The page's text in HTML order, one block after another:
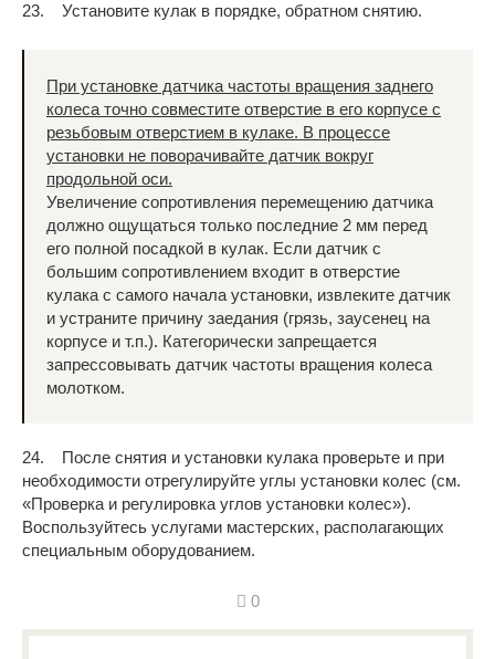
23. Установите кулак в порядке, обратном снятию.
При установке датчика частоты вращения заднего
колеса точно совместите отверстие в его корпусе с
резьбовым отверстием в кулаке. В процессе
установки не поворачивайте датчик вокруг
продольной оси.
Увеличение сопротивления перемещению датчика
должно ощущаться только последние 2 мм перед
его полной посадкой в кулак. Если датчик с
большим сопротивлением входит в отверстие
кулака с самого начала установки, извлеките датчик
и устраните причину заедания (грязь, заусенец на
корпусе и т.п.). Категорически запрещается
запрессовывать датчик частоты вращения колеса
молотком.
24. После снятия и установки кулака проверьте и при
необходимости отрегулируйте углы установки колес (см.
«Проверка и регулировка углов установки колес»).
Воспользуйтесь услугами мастерских, располагающих
специальным оборудованием.
0